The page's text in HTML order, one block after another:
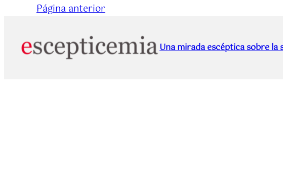
Página anterior
Una mirada escéptica sobre la